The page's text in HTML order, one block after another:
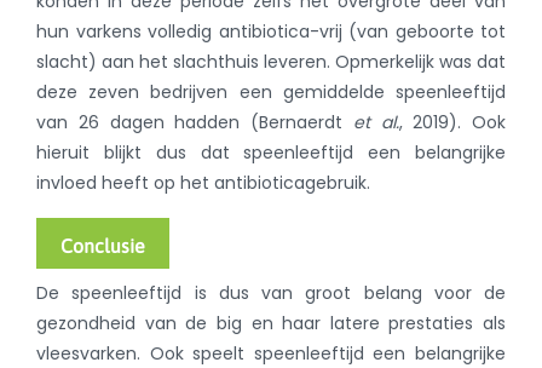
hun varkens volledig antibiotica-vrij (van geboorte tot
slacht) aan het slachthuis leveren. Opmerkelijk was dat
deze zeven bedrijven een gemiddelde speenleeftijd
van 26 dagen hadden (Bernaerdt et al., 2019). Ook
hieruit blijkt dus dat speenleeftijd een belangrijke
invloed heeft op het antibioticagebruik.
Conclusie
De speenleeftijd is dus van groot belang voor de
gezondheid van de big en haar latere prestaties als
vleesvarken. Ook speelt speenleeftijd een belangrijke